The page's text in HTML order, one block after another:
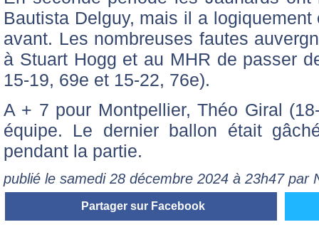
Bautista Delguy, mais il a
avant. Les nombreuses fautes
à Stuart Hogg et au MHR de passer
15-19, 69e et 15-22, 76e).
A + 7 pour Montpellier, Théo Giral
équipe. Le dernier ballon était
pendant la partie.
publié le samedi 28 décembre 2024 à 23h47 par
Partager sur Facebook